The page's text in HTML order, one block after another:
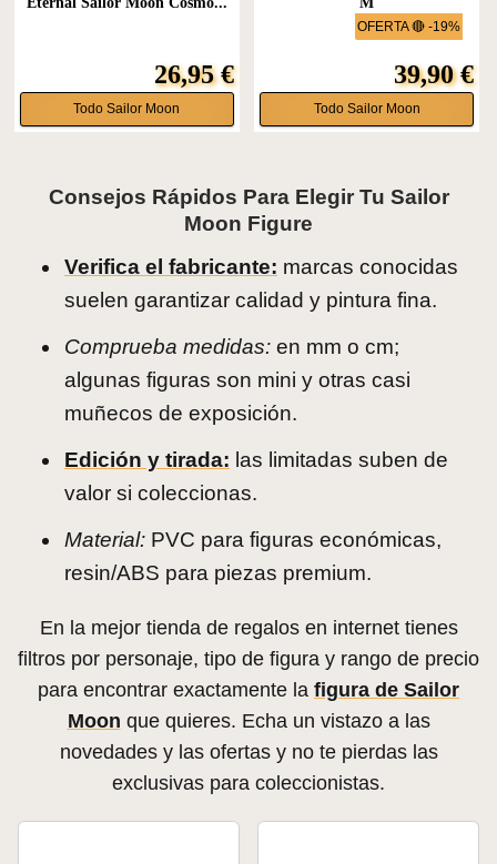
26,95 €
Todo Sailor Moon
OFERTA 🔴 -19%
39,90 €
Todo Sailor Moon
Consejos Rápidos Para Elegir Tu Sailor
Moon Figure
Verifica el fabricante: marcas conocidas
suelen garantizar calidad y pintura fina.
Comprueba medidas: en mm o cm;
algunas figuras son mini y otras casi
muñecos de exposición.
Edición y tirada: las limitadas suben de
valor si coleccionas.
Material: PVC para figuras económicas,
resin/ABS para piezas premium.
En la mejor tienda de regalos en internet tienes
filtros por personaje, tipo de figura y rango de precio
para encontrar exactamente la figura de Sailor
Moon que quieres. Echa un vistazo a las
novedades y las ofertas y no te pierdas las
exclusivas para coleccionistas.